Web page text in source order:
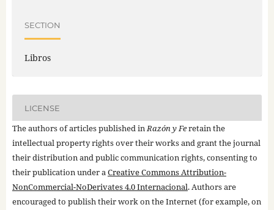
SECTION
Libros
LICENSE
The authors of articles published inRazón y Feretain the
intellectual property rights over their works and grant the journal
their distribution and public communication rights, consenting to
their publication under aCreative Commons Attribution-
NonCommercial-NoDerivates 4.0 Internacional. Authors are
encouraged to publish their work on the Internet (for example, on